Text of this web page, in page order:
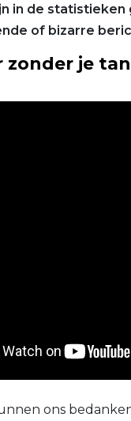
in de
of bizarre
zonder je
ons